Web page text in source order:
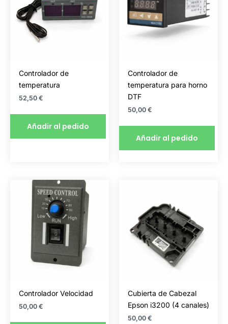
Controlador de
temperatura
52,50 €
Añadir al pedido
Controlador de
temperatura para horno
DTF
50,00 €
Añadir al pedido
Controlador Velocidad
50,00 €
Cubierta de Cabezal
Epson i3200 (4 canales)
50,00 €